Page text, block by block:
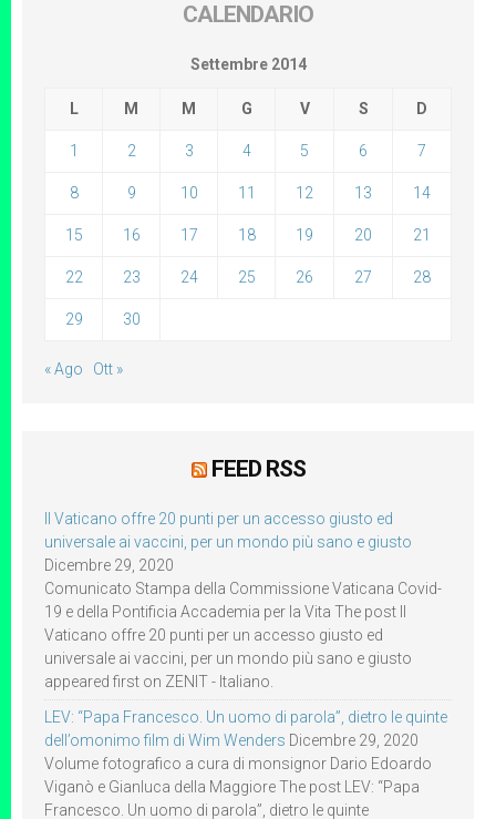
CALENDARIO
Settembre 2014
L M M G V S D
1 2 3 4 5 6 7
8 9 10 11 12 13 14
15 16 17 18 19 20 21
22 23 24 25 26 27 28
29 30
« Ago Ott »
FEED RSS
Il Vaticano offre 20 punti per un accesso giusto ed
universale ai vaccini, per un mondo più sano e giusto
Dicembre 29, 2020
Comunicato Stampa della Commissione Vaticana Covid-
19 e della Pontificia Accademia per la Vita The post Il
Vaticano offre 20 punti per un accesso giusto ed
universale ai vaccini, per un mondo più sano e giusto
appeared first on ZENIT - Italiano.
LEV: “Papa Francesco. Un uomo di parola”, dietro le quinte
dell’omonimo film di Wim Wenders Dicembre 29, 2020
Volume fotografico a cura di monsignor Dario Edoardo
Viganò e Gianluca della Maggiore The post LEV: “Papa
Francesco. Un uomo di parola”, dietro le quinte